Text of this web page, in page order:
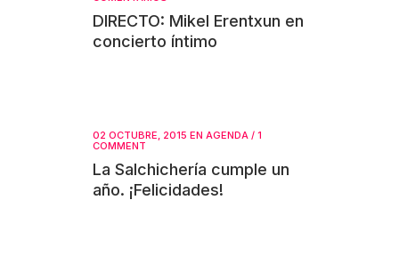
DIRECTO: Mikel Erentxun en
concierto íntimo
02 OCTUBRE, 2015 EN AGENDA / 1
COMMENT
La Salchichería cumple un
año. ¡Felicidades!